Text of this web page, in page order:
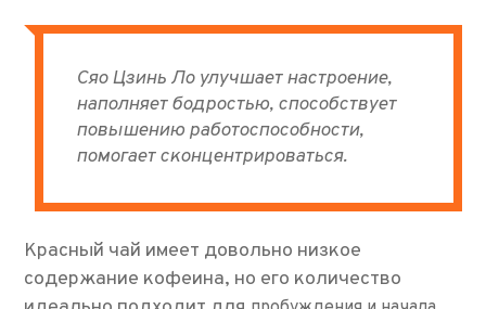
Сяо Цзинь Ло улучшает настроение,
наполняет бодростью, способствует
повышению работоспособности,
помогает сконцентрироваться.
Красный чай имеет довольно низкое
содержание кофеина, но его количество